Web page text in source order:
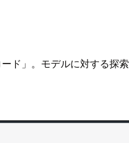
ド」。モデルに対する